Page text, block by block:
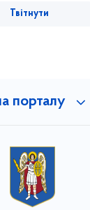
Твітнути
порталу